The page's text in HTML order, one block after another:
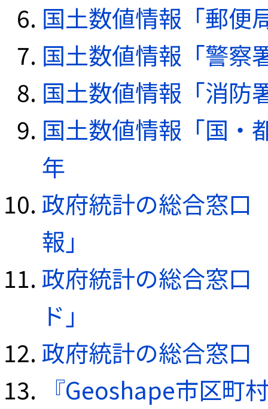
国土数値情報「郵便
国土数値情報「警察
国土数値情報「消防
国土数値情報「国・
年
政府統計の総合窓口
報」
政府統計の総合窓口
ド」
政府統計の総合窓口
『Geoshape市区町